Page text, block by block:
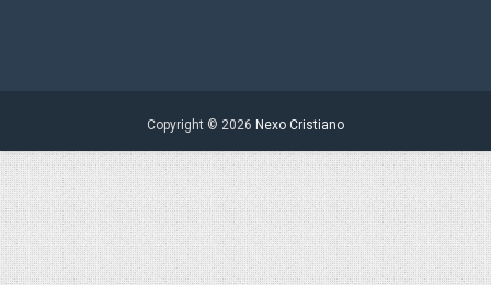
Copyright © 2026 Nexo Cristiano